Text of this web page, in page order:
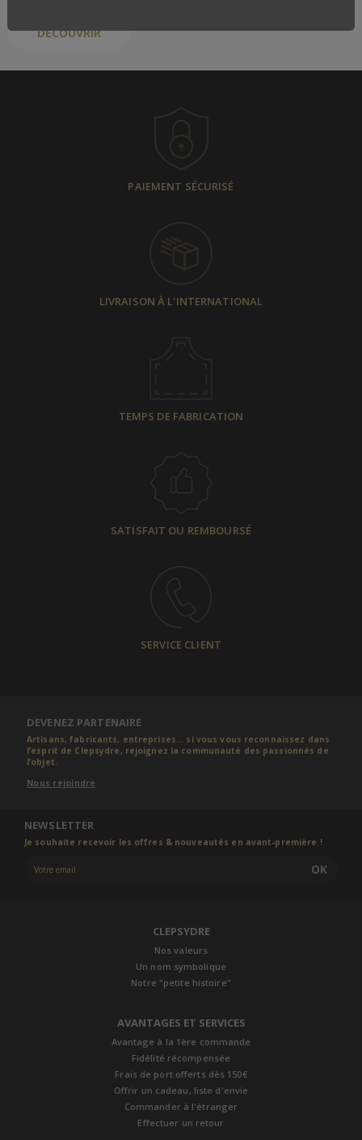
DÉCOUVRIR
PAIEMENT SÉCURISÉ
LIVRAISON À L'INTERNATIONAL
TEMPS DE FABRICATION
SATISFAIT OU REMBOURSÉ
SERVICE CLIENT
DEVENEZ PARTENAIRE
Artisans, fabricants, entreprises... si vous vous reconnaissez dans
l’esprit de Clepsydre, rejoignez la communauté des passionnés de
l’objet.
Nous rejoindre
NEWSLETTER
Je souhaite recevoir les offres & nouveautés en avant-première !
OK
CLEPSYDRE
Nos valeurs
Un nom symbolique
Notre "petite histoire"
AVANTAGES ET SERVICES
Avantage à la 1ère commande
Fidélité récompensée
Frais de port offerts dès 150€
Offrir un cadeau, liste d'envie
Commander à l'étranger
Effectuer un retour